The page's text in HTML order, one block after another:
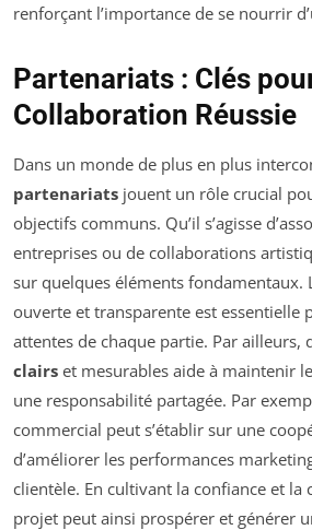
renforçant l’importance de se nourrir
Partenariats : Clés
Collaboration Réussie
Dans un monde de plus en plus
partenariats jouent un rôle crucial
objectifs communs. Qu’il s’agisse
entreprises ou de collaborations
sur quelques éléments fondamentaux.
ouverte et transparente est essentielle
attentes de chaque partie. Par ailleurs,
clairs et mesurables aide à maintenir
une responsabilité partagée. Par
commercial peut s’établir sur une
d’améliorer les performances
clientèle. En cultivant la confiance et la
projet peut ainsi prospérer et générer